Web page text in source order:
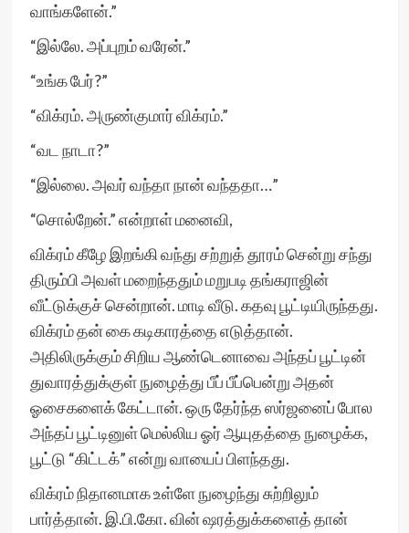
வாங்களேன்.”
“இல்லே. அப்புறம் வரேன்.”
“உங்க பேர்?”
“விக்ரம். அருண்குமார் விக்ரம்.”
“வட நாடா?”
“இல்லை. அவர் வந்தா நான் வந்ததா…”
“சொல்றேன்.” என்றாள் மனைவி,
விக்ரம் கீழே இறங்கி வந்து சற்றுத் தூரம் சென்று சந்து
திரும்பி அவள் மறைந்ததும் மறுபடி தங்கராஜின்
வீட்டுக்குச் சென்றான். மாடி வீடு. கதவு பூட்டியிருந்தது.
விக்ரம் தன் கை கடிகாரத்தை எடுத்தான்.
அதிலிருக்கும் சிறிய ஆண்டெனாவை அந்தப் பூட்டின்
துவாரத்துக்குள் நுழைத்து பீப் பீப்பென்று அதன்
ஓசைகளைக் கேட்டான். ஒரு தேர்ந்த ஸர்ஜனைப் போல
அந்தப் பூட்டினுள் மெல்லிய ஓர் ஆயுதத்தை நுழைக்க,
பூட்டு “கிட்டக்” என்று வாயைப் பிளந்தது.
விக்ரம் நிதானமாக உள்ளே நுழைந்து சுற்றிலும்
பார்த்தான். இ.பி.கோ. வின் ஷரத்துக்களைத் தான்